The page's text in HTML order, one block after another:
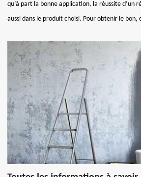
qu’à part la bonne application, la réussite d’un
aussi dans le produit choisi. Pour obtenir le bon,